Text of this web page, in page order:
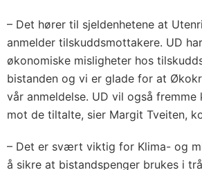
– Det hører til sjeldenhetene at
anmelder tilskuddsmottakere. UD
økonomiske misligheter hos
bistanden og vi er glade for at
vår anmeldelse. UD vil også
mot de tiltalte, sier Margit Tveiten,
– Det er svært viktig for Klima- og
å sikre at bistandspenger brukes i